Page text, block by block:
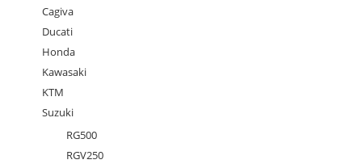
Cagiva
Ducati
Honda
Kawasaki
KTM
Suzuki
RG500
RGV250